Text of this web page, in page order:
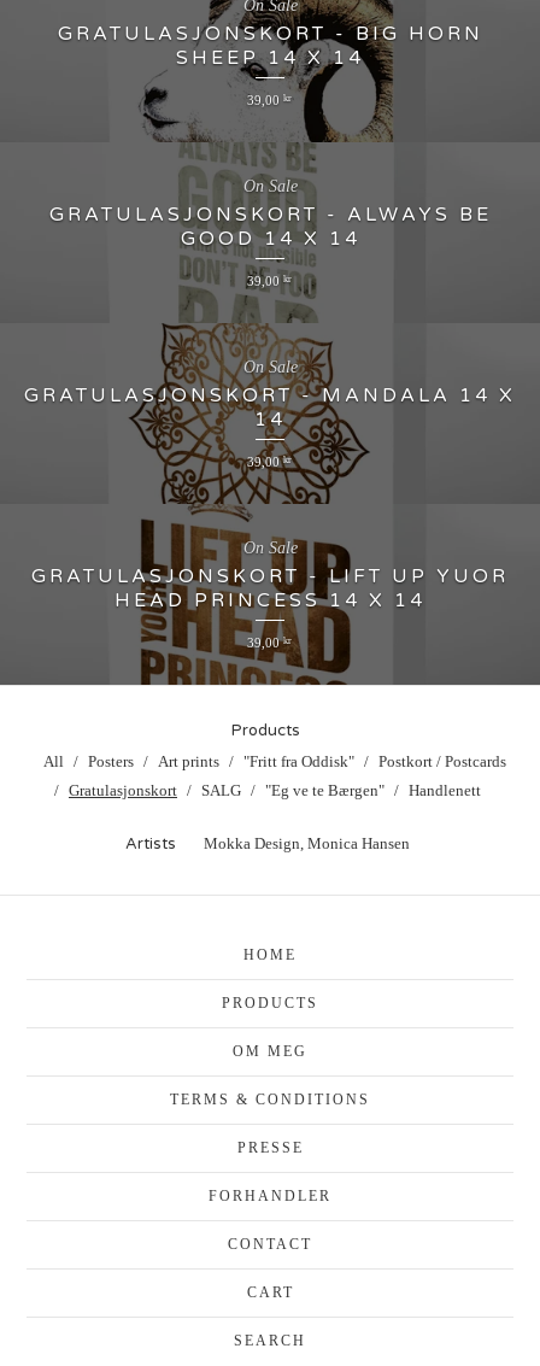
GRATULASJONSKORT - BIG HORN
SHEEP 14 X 14
39,00 kr
On Sale
GRATULASJONSKORT - ALWAYS BE
GOOD 14 X 14
39,00 kr
On Sale
GRATULASJONSKORT - MANDALA 14 X
14
39,00kr
On Sale
GRATULASJONSKORT - LIFT UP YUOR
HEAD PRINCESS 14 X 14
39,00kr
On Sale
Products
All Posters Art prints "Fritt fra Oddisk"
Postkort / Postcards
Gratulasjonskort
SALG "Eg ve te Bærgen" Handlenett
Artists Mokka Design, Monica Hansen
HOME
PRODUCTS
OM MEG
TERMS & CONDITIONS
PRESSE
FORHANDLER
CONTACT
CART
SEARCH